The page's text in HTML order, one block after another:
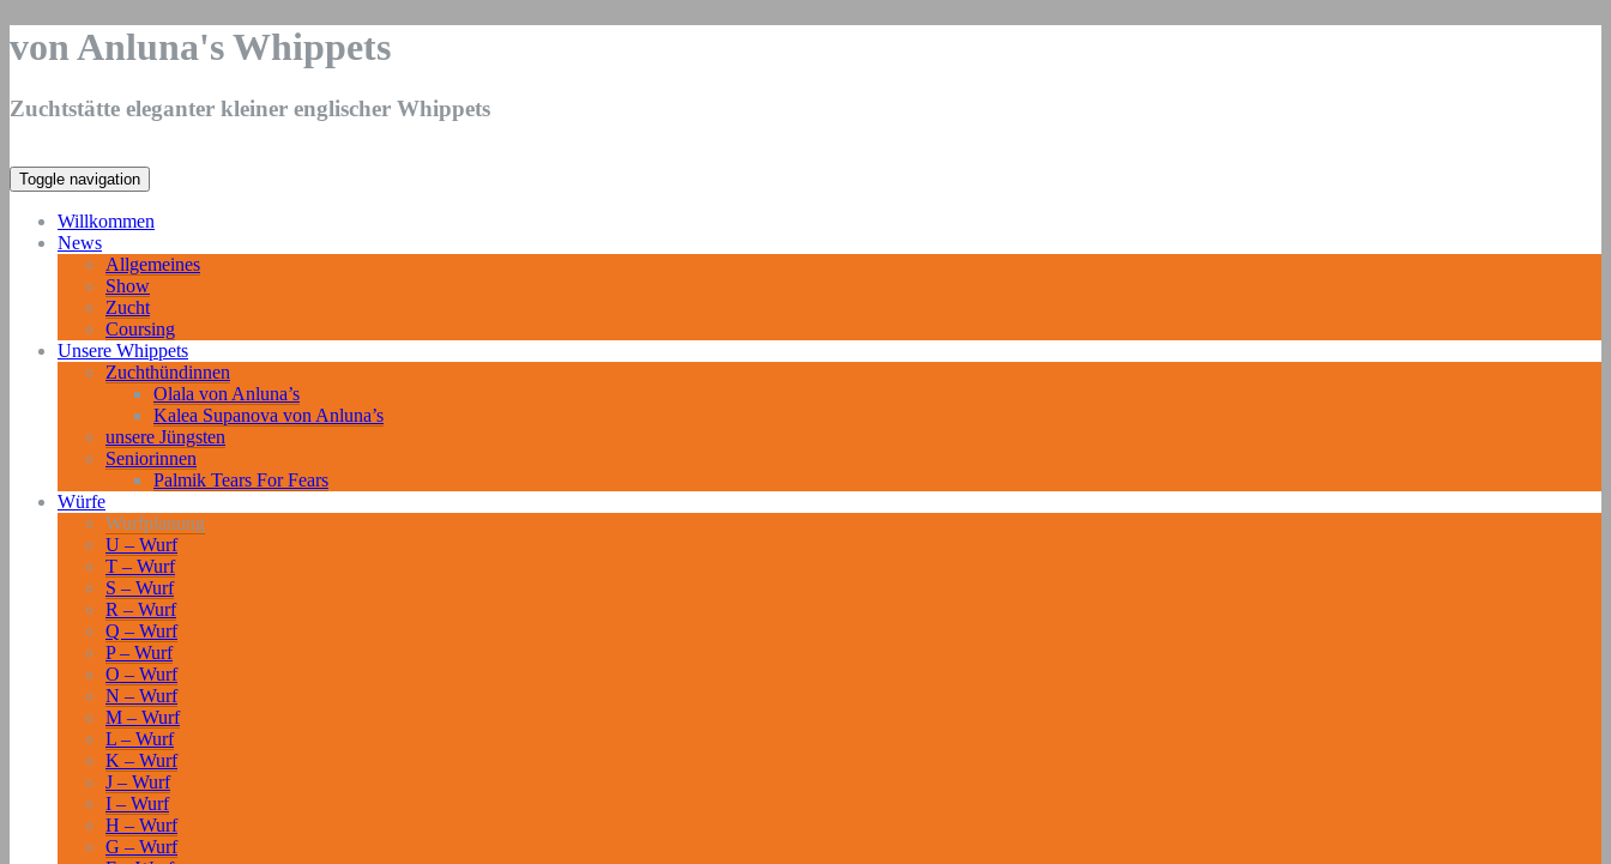
von Anluna's Whippets
Zuchtstätte eleganter kleiner englischer Whippets
Toggle navigation
Willkommen
News
Allgemeines
Show
Zucht
Coursing
Unsere Whippets
Zuchthündinnen
Olala von Anluna’s
Kalea Supanova von Anluna’s
unsere Jüngsten
Seniorinnen
Palmik Tears For Fears
Würfe
Wurfplanung
U – Wurf
T – Wurf
S – Wurf
R – Wurf
Q – Wurf
P – Wurf
O – Wurf
N – Wurf
M – Wurf
L – Wurf
K – Wurf
J – Wurf
I – Wurf
H – Wurf
G – Wurf